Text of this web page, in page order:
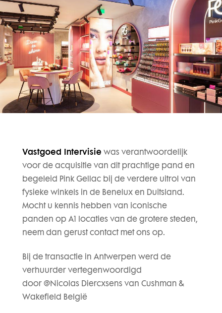
Vastgoed Intervisie was verantwoordelijk
voor de acquisitie van dit prachtige pand en
begeleid Pink Gellac bij de verdere uitrol van
fysieke winkels in de Benelux en Duitsland.
Mocht u kennis hebben van iconische
panden op A1 locaties van de grotere steden,
neem dan gerust contact met ons op.
Bij de transactie in Antwerpen werd de
verhuurder vertegenwoordigd
door @Nicolas Diercxsens van Cushman &
Wakefield België